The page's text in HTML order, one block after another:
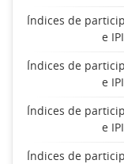
Índices de
e
Índices de
e
Índices de
e
Índices de